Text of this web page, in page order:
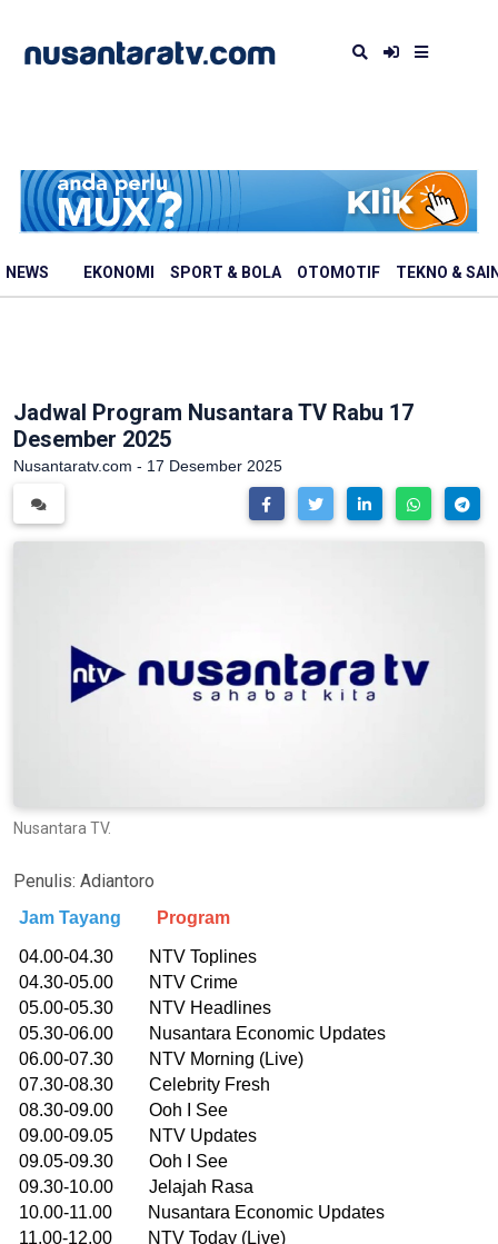
NEWS EKONOMI SPORT & BOLA OTOMOTIF TEKNO &
Jadwal Program Nusantara TV Rabu 17
Desember 2025
Nusantaratv.com - 17 Desember 2025
Nusantara TV.
Penulis: Adiantoro
Jam Tayang Program
04.00-04.30 NTV Toplines
04.30-05.00 NTV Crime
05.00-05.30 NTV Headlines
05.30-06.00 Nusantara Economic Updates
06.00-07.30 NTV Morning (Live)
07.30-08.30 Celebrity Fresh
08.30-09.00 Ooh I See
09.00-09.05 NTV Updates
09.05-09.30 Ooh I See
09.30-10.00 Jelajah Rasa
10.00-11.00 Nusantara Economic Updates
11.00-12.00 NTV Today (Live)